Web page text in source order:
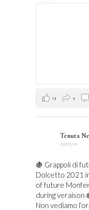
14 4
Tenuta
23/07/21
🍇 Grappoli di
Dolcetto 2021
of future
during veraison
Non vediamo